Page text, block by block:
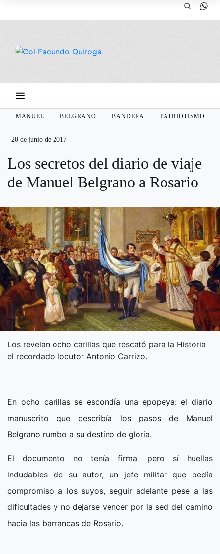
MANUEL BELGRANO BANDERA PATRIOTISMO
20 de junio de 2017
Los secretos del diario de viaje
de Manuel Belgrano a Rosario
Los revelan ocho carillas que rescató para la Historia
el recordado locutor Antonio Carrizo.
En ocho carillas se escondía una epopeya: el diario
manuscrito que describía los pasos de Manuel
Belgrano rumbo a su destino de gloria.
El documento no tenía firma, pero sí huellas
indudables de su autor, un jefe militar que pedía
compromiso a los suyos, seguir adelante pese a las
dificultades y no dejarse vencer por la sed del camino
hacia las barrancas de Rosario.